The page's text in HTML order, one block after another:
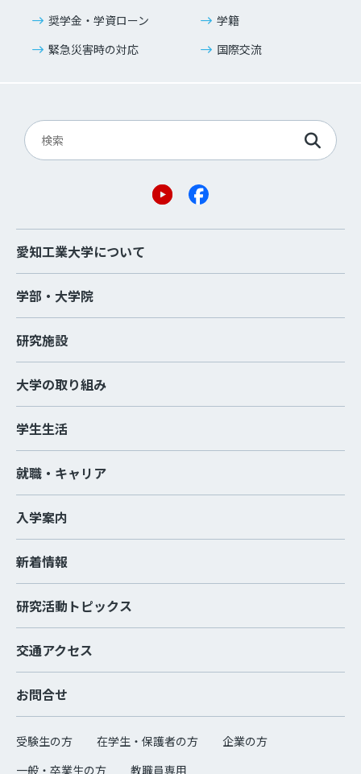
奨学金・学資ローン
学籍
緊急災害時の対応
国際交流
愛知工業大学について
学部・大学院
研究施設
大学の取り組み
学生生活
就職・キャリア
入学案内
新着情報
研究活動トピックス
交通アクセス
お問合せ
受験生の方 在学生・保護者の方
企業の方
一般・卒業生の方
教職員専用